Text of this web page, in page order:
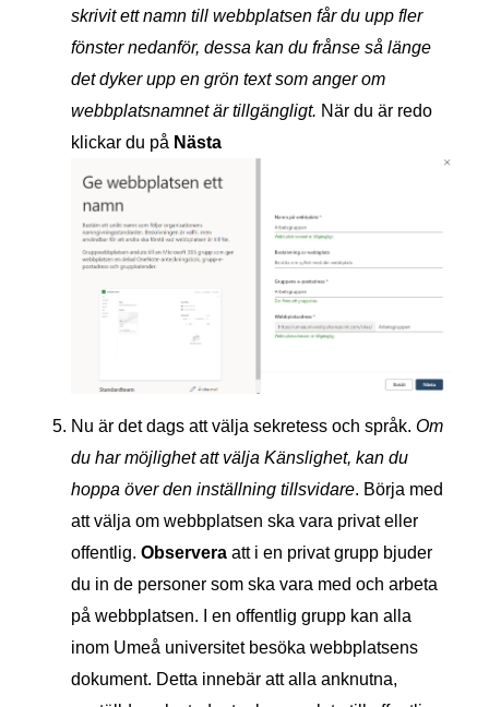
skrivit ett namn till webbplatsen får du upp fler
fönster nedanför, dessa kan du frånse så länge
det dyker upp en grön text som anger om
webbplatsnamnet är tillgängligt. När du är redo
klickar du på Nästa
Nu är det dags att välja sekretess och språk. Om
du har möjlighet att välja Känslighet, kan du
hoppa över den inställning tillsvidare. Börja med
att välja om webbplatsen ska vara privat eller
offentlig. Observeraatt i en privat grupp bjuder
du in de personer som ska vara med och arbeta
på webbplatsen. I en offentlig grupp kan alla
inom Umeå universitet besöka webbplatsens
dokument. Detta innebär att alla anknutna,